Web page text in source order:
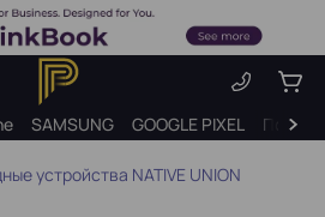
SAMSUNG GOOGLE PIXEL
устройства NATIVE UNION